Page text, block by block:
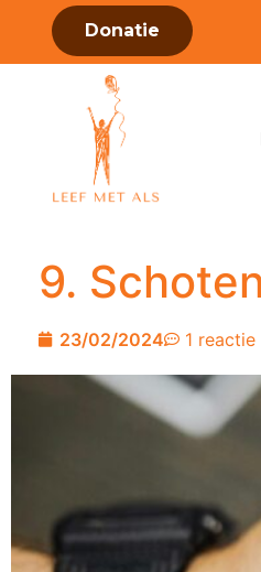
Donatie
9.
23/02/2024 1 reactie